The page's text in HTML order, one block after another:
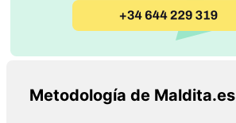
Metodología de Maldita.es